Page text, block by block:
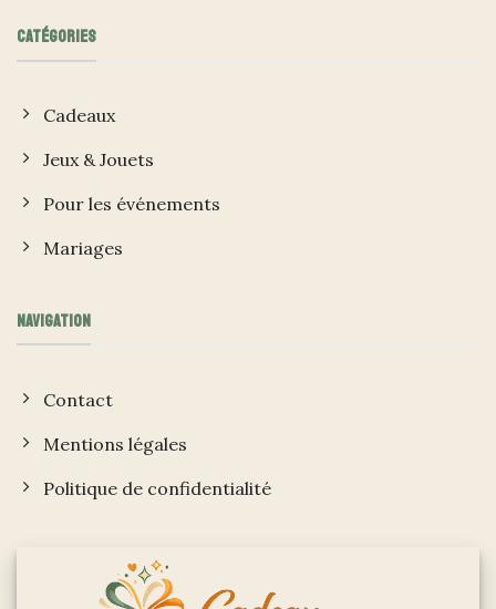
CATÉGORIES
Cadeaux
Jeux & Jouets
Pour les événements
Mariages
NAVIGATION
Contact
Mentions légales
Politique de confidentialité